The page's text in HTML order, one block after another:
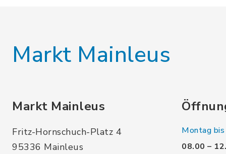
Markt Mainleus
Markt Mainleus
Fritz-Hornschuch-Platz 4
95336 Mainleus
Montag
08.00 –